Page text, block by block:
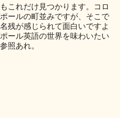
これだけ見つかります。コロ
ールの町並みですが、そこで
残が感じられて面白いですよ
ール英語の世界を味わいたい
照あれ。